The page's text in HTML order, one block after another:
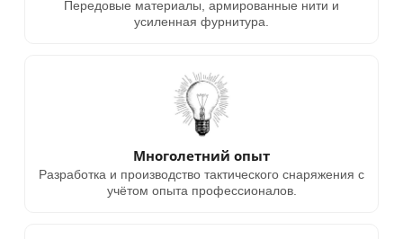
Передовые материалы, армированные нити и
усиленная фурнитура.
Многолетний опыт
Разработка и производство тактического снаряжения с
учётом опыта профессионалов.